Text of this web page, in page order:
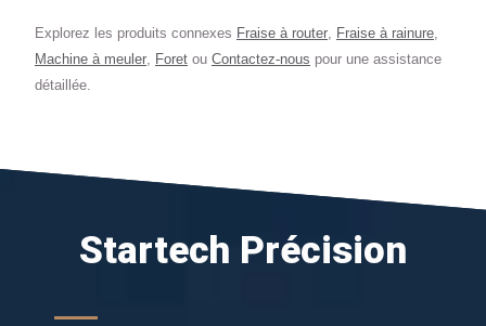
Explorez les produits connexes Fraise à router, Fraise à rainure,
Machine à meuler, Foret ou Contactez-nous pour une assistance
détaillée.
Startech Précision